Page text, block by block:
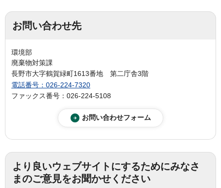
お問い合わせ先
環境部
廃棄物対策課
長野市大字鶴賀緑町1613番地 第二庁舎3階
電話番号：026-224-7320
ファックス番号：026-224-5108
より良いウェブサイトにするためにみなさ
まのご意見をお聞かせください